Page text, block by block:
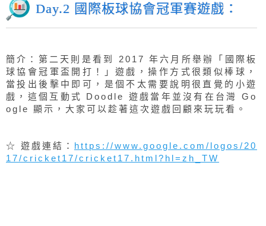
Day.2 國際板球協會冠軍賽遊戲：
簡介：第二天則是看到 2017 年六月所舉辦「國際板
球協會冠軍盃開打！」遊戲，操作方式很類似棒球，
當投出後擊中即可，是個不太需要說明很直覺的小遊
戲，這個互動式 Doodle 遊戲當年並沒有在台灣 Go
ogle 顯示，大家可以趁著這次遊戲回顧來玩玩看。
☆ 遊戲連結： https://www.google.com/logos/20
17/cricket17/cricket17.html?hl=zh_TW